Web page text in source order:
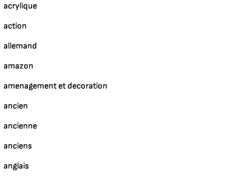
acrylique
action
allemand
amazon
amenagement et decoration
ancien
ancienne
anciens
anglais